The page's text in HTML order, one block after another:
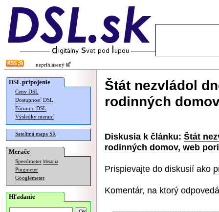
neprihlásený
DSL pripojenie
Ceny DSL
Dostupnosť DSL
Fórum o DSL
Výsledky meraní
Satelitná mapa SR
Merače
Speedmeter Merania
Pingmeter
Googlemeter
Hľadanie
Štát nezvládol
rodinných
Diskusia k článku: Štát
rodinných domov, web
Prispievajte do diskusií ako
Komentár, na ktorý